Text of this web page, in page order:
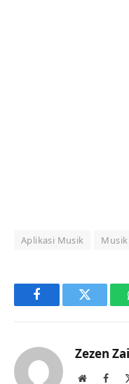
Aplikasi Musik Musik
FacebookTwitter
Zezen
Website